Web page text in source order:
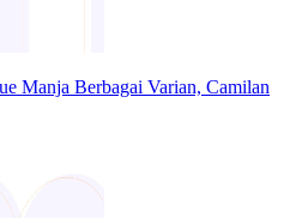
Manja Berbagai Varian, Camilan